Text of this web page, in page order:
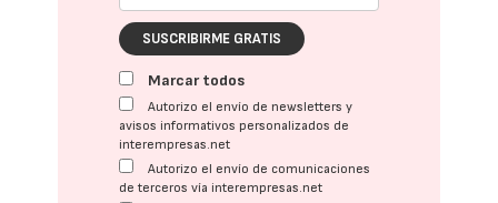
SUSCRIBIRME GRATIS
Marcar todos
Autorizo el envío de newsletters y
avisos informativos personalizados de
interempresas.net
Autorizo el envío de comunicaciones
de terceros vía interempresas.net